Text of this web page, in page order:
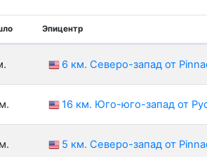
Эпицентр
6 км. Северо-запад от
16 км. Юго-юго-запад от
5 км. Северо-запад от